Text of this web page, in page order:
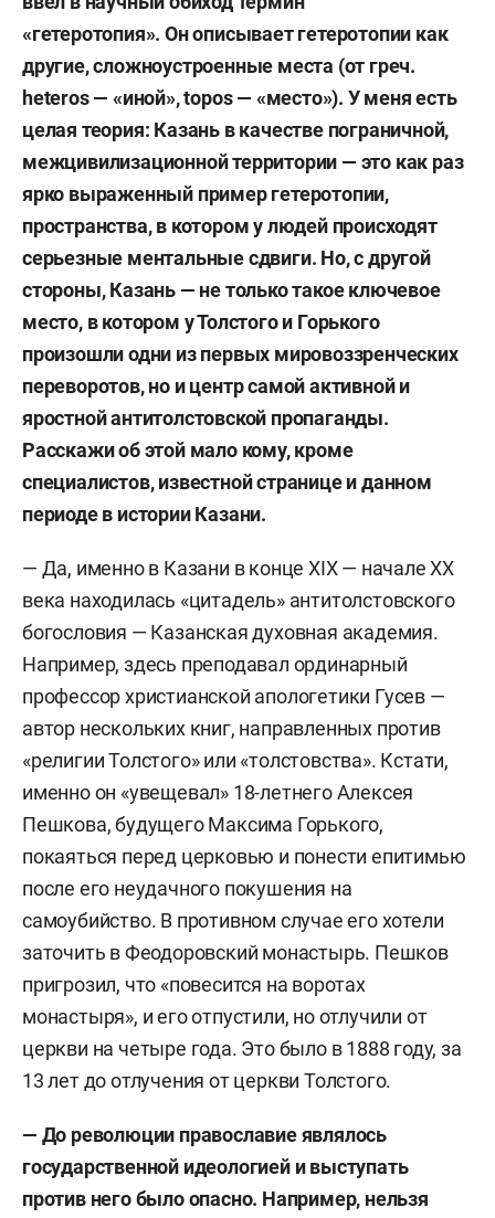
«гетеротопия». Он описывает гетеротопии как
другие, сложноустроенные места (от греч.
heteros — «иной», topos — «место»). У меня есть
целая теория: Казань в качестве пограничной,
межцивилизационной территории — это как раз
ярко выраженный пример гетеротопии,
пространства, в котором у людей происходят
серьезные ментальные сдвиги. Но, с другой
стороны, Казань — не только такое ключевое
место, в котором у Толстого и Горького
произошли одни из первых мировоззренческих
переворотов, но и центр самой активной и
яростной антитолстовской пропаганды.
Расскажи об этой мало кому, кроме
специалистов, известной странице и данном
периоде в истории Казани.
— Да, именно в Казани в конце XIX — начале ХХ
века находилась «цитадель» антитолстовского
богословия — Казанская духовная академия.
Например, здесь преподавал ординарный
профессор христианской апологетики Гусев —
автор нескольких книг, направленных против
«религии Толстого» или «толстовства». Кстати,
именно он «увещевал» 18-летнего Алексея
Пешкова, будущего Максима Горького,
покаяться перед церковью и понести епитимью
после его неудачного покушения на
самоубийство. В противном случае его хотели
заточить в Феодоровский монастырь. Пешков
пригрозил, что «повесится на воротах
монастыря», и его отпустили, но отлучили от
церкви на четыре года. Это было в 1888 году, за
13 лет до отлучения от церкви Толстого.
— До революции православие являлось
государственной идеологией и выступать
против него было опасно. Например, нельзя